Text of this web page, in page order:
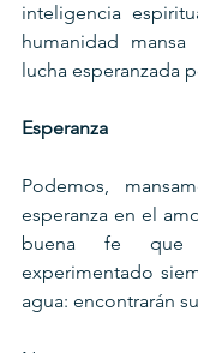
inteligencia
humanidad
lucha esperanzada
Esperanza
Podemos,
esperanza en el
buena fe
experimentado
agua: encontrarán